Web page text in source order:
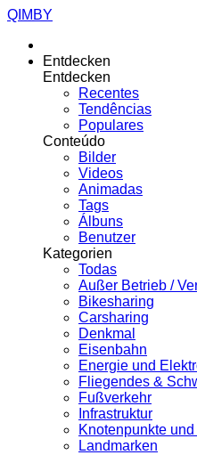
QIMBY
Entdecken
Entdecken
Recentes
Tendências
Populares
Conteúdo
Bilder
Videos
Animadas
Tags
Álbuns
Benutzer
Kategorien
Todas
Außer Betrieb /
Bikesharing
Carsharing
Denkmal
Eisenbahn
Energie und
Fliegendes &
Fußverkehr
Infrastruktur
Knotenpunkte
Landmarken